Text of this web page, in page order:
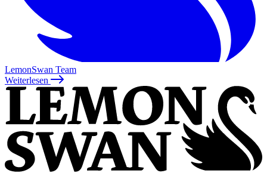
LemonSwan Team
Weiterlesen